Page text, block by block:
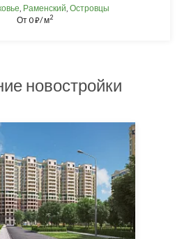
Раменский Островцы
От0⃏/ м2
новостройки